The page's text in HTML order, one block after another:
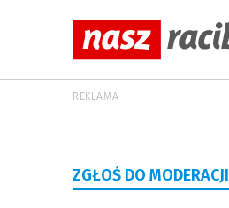
REKLAMA
ZGŁOŚ DO MODERACJI